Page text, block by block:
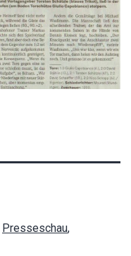
Presseschau,